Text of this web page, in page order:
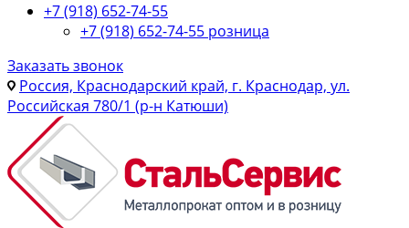
+7 (918) 652-74-55
+7 (918) 652-74-55 розница
Заказать звонок
Россия, Краснодарский край, г. Краснодар, ул.
Российская 780/1 (р-н Катюши)